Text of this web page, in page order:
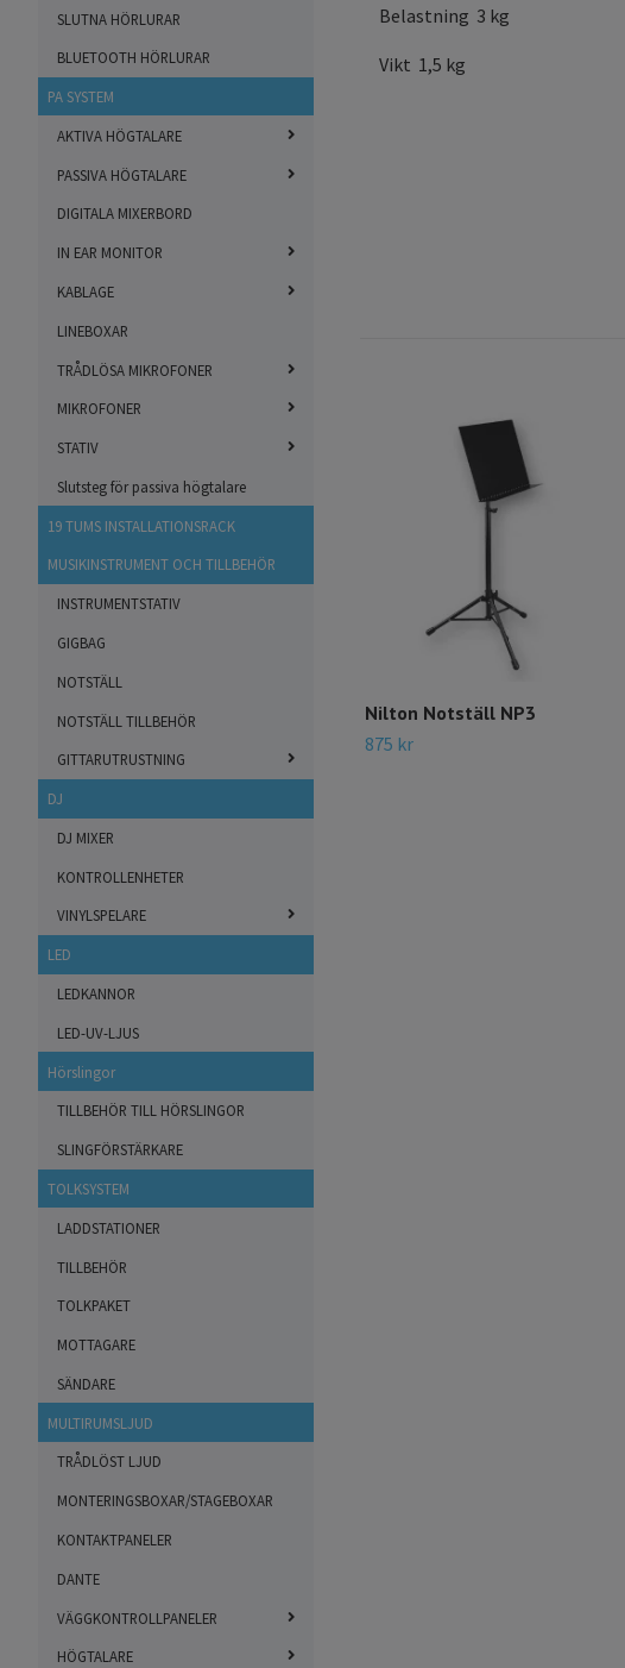
SLUTNA HÖRLURAR
BLUETOOTH HÖRLURAR
PA SYSTEM
AKTIVA HÖGTALARE
PASSIVA HÖGTALARE
DIGITALA MIXERBORD
IN EAR MONITOR
KABLAGE
LINEBOXAR
TRÅDLÖSA MIKROFONER
MIKROFONER
STATIV
Slutsteg för passiva högtalare
19 TUMS INSTALLATIONSRACK
MUSIKINSTRUMENT OCH TILLBEHÖR
INSTRUMENTSTATIV
GIGBAG
NOTSTÄLL
NOTSTÄLL TILLBEHÖR
GITTARUTRUSTNING
DJ
DJ MIXER
KONTROLLENHETER
VINYLSPELARE
LED
LEDKANNOR
LED-UV-LJUS
Hörslingor
TILLBEHÖR TILL HÖRSLINGOR
SLINGFÖRSTÄRKARE
TOLKSYSTEM
LADDSTATIONER
TILLBEHÖR
TOLKPAKET
MOTTAGARE
SÄNDARE
MULTIRUMSLJUD
TRÅDLÖST LJUD
MONTERINGSBOXAR/STAGEBOXAR
KONTAKTPANELER
DANTE
VÄGGKONTROLLPANELER
HÖGTALARE
Belastning 3 kg
Vikt 1,5 kg
Nilton Notställ NP3
875 kr